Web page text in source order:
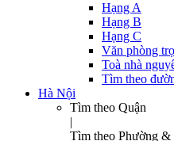
Hạng A
Hạng B
Hạng C
Văn phòng
Toà nhà
Tìm theo
Hà Nội
Tìm theo Quận
|
Tìm theo Phường